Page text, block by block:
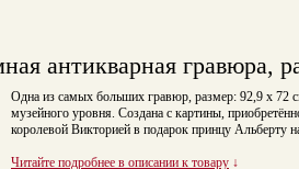
антикварная гравюра,
Одна из самых больших гравюр, размер: 92,9 x 72
музейного уровня. Создана с картины,
королевой Викторией в подарок принцу Альберту
Читайте подробнее в описании к товару ↓